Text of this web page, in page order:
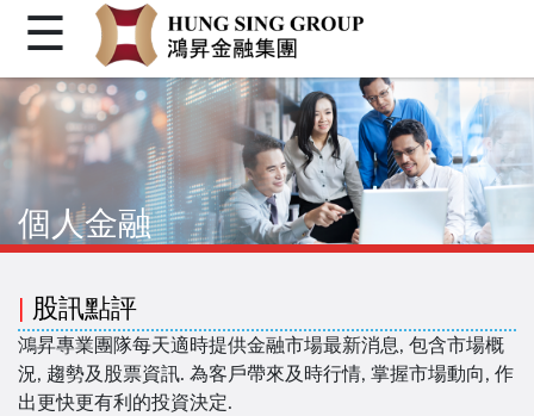
首頁
關於我們
機構金融
客戶登入
繁體
☰
個人金融
股訊點評
鴻昇專業團隊每天適時提供金融市場最新消息, 包含市場概
況, 趨勢及股票資訊. 為客戶帶來及時行情, 掌握市場動向, 作
出更快更有利的投資決定.